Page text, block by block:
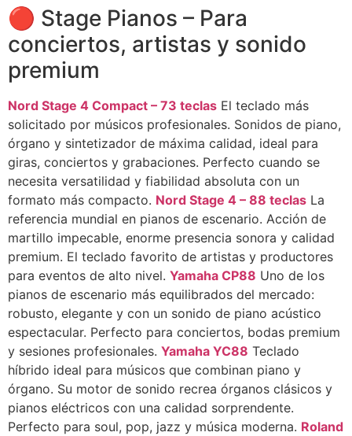
🔴 Stage Pianos – Para
conciertos, artistas y sonido
premium
Nord Stage 4 Compact – 73 teclas El teclado más
solicitado por músicos profesionales. Sonidos de piano,
órgano y sintetizador de máxima calidad, ideal para
giras, conciertos y grabaciones. Perfecto cuando se
necesita versatilidad y fiabilidad absoluta con un
formato más compacto. Nord Stage 4 – 88 teclas La
referencia mundial en pianos de escenario. Acción de
martillo impecable, enorme presencia sonora y calidad
premium. El teclado favorito de artistas y productores
para eventos de alto nivel. Yamaha CP88 Uno de los
pianos de escenario más equilibrados del mercado:
robusto, elegante y con un sonido de piano acústico
espectacular. Perfecto para conciertos, bodas premium
y sesiones profesionales. Yamaha YC88 Teclado
híbrido ideal para músicos que combinan piano y
órgano. Su motor de sonido recrea órganos clásicos y
pianos eléctricos con una calidad sorprendente.
Perfecto para soul, pop, jazz y música moderna. Roland